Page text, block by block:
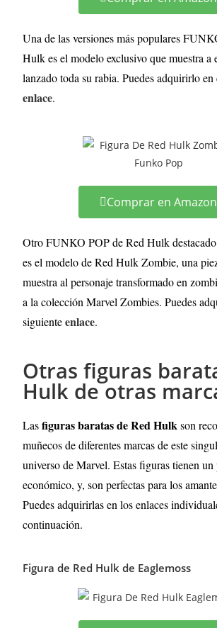
Una de las versiones más populares
Hulk es el modelo exclusivo que muestra a
lanzado toda su rabia. Puedes adquirirlo
enlace.
Comprar en Amazon
Otro FUNKO POP de Red Hulk
es el modelo de Red Hulk Zombie, una
muestra al personaje transformado en
a la colección Marvel Zombies. Puedes
siguienteenlace.
Otras figuras
Hulk de otras
Lasfiguras baratas de Red Hulkson
muñecos de diferentes marcas de este
universo de Marvel. Estas figuras tienen
económico, y, son perfectas para los
Puedes adquirirlas en los enlaces
continuación.
Figura de Red Hulk de Eaglemoss